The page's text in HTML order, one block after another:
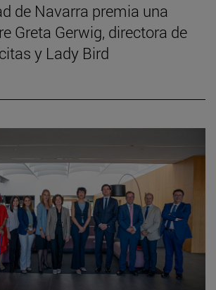
de Navarra premia una
Greta Gerwig, directora de
y Lady Bird